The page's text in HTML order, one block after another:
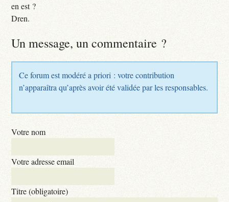
en est ?
Dren.
Un message, un commentaire ?
Ce forum est modéré a priori : votre contribution
n’apparaîtra qu’après avoir été validée par les responsables.
Votre nom
Votre adresse email
Titre (obligatoire)